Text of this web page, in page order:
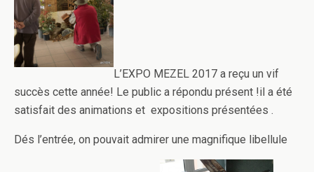
L’EXPO MEZEL 2017 a reçu un vif
succès cette année! Le public a répondu présent !il a été
satisfait des animations et expositions présentées .
Dés l’entrée, on pouvait admirer une magnifique libellule